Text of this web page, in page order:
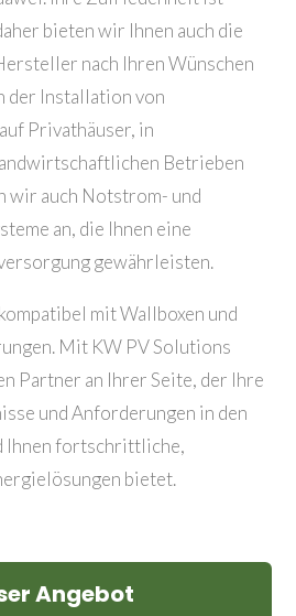
bieten wir Ihnen auch die
nach Ihren Wünschen
der Installation von
Privathäuser, in
Betrieben
wir auch Notstrom- und
an, die Ihnen eine
gewährleisten.
mit Wallboxen und
Mit KW PV Solutions
Partner an Ihrer Seite, der Ihre
und Anforderungen in den
Ihnen fortschrittliche,
bietet.
Angebot